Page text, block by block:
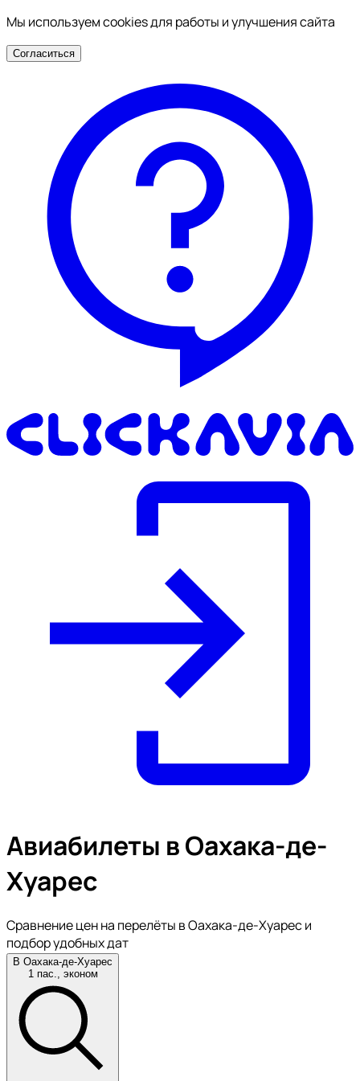
Мы используем cookies для работы и улучшения сайта
Согласиться
Авиабилеты в Оахака-де-
Хуарес
Сравнение цен на перелёты в Оахака-де-Хуарес и
подбор удобных дат
В Оахака-де-Хуарес
1 пас., эконом